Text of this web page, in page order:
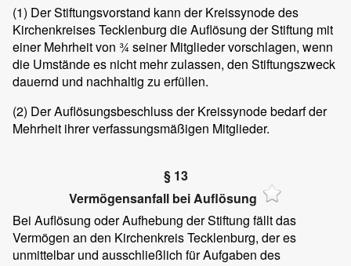
(1) Der Stiftungsvorstand kann der Kreissynode des
Kirchenkreises Tecklenburg die Auflösung der Stiftung mit
einer Mehrheit von ¾ seiner Mitglieder vorschlagen, wenn
die Umstände es nicht mehr zulassen, den Stiftungszweck
dauernd und nachhaltig zu erfüllen.
(2) Der Auflösungsbeschluss der Kreissynode bedarf der
Mehrheit ihrer verfassungsmäßigen Mitglieder.
§ 13
Vermögensanfall bei Auflösung
Bei Auflösung oder Aufhebung der Stiftung fällt das
Vermögen an den Kirchenkreis Tecklenburg, der es
unmittelbar und ausschließlich für Aufgaben des